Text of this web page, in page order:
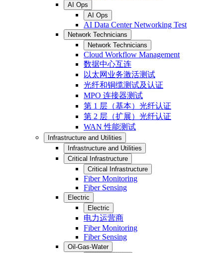
AI Ops
AI Ops
AI Data Center Networking Test
Network Technicians
Network Technicians
Cloud Workflow Management
数据中心互连
以太网业务激活测试
光纤和铜缆测试及认证
MPO 连接器测试
第 1 层（基本）光纤认证
第 2 层（扩展）光纤认证
WAN 性能测试
Infrastructure and Utilities
Infrastructure and Utilities
Critical Infrastructure
Critical Infrastructure
Fiber Monitoring
Fiber Sensing
Electric
Electric
电力运营商
Fiber Monitoring
Fiber Sensing
Oil-Gas-Water